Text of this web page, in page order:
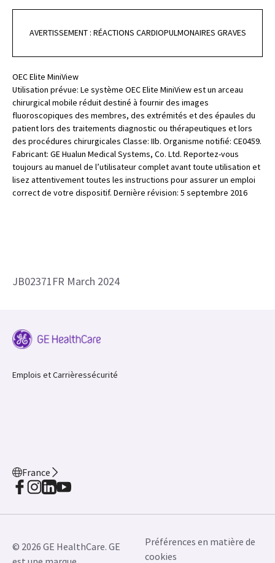
AVERTISSEMENT : RÉACTIONS CARDIOPULMONAIRES GRAVES
OEC Elite MiniView
Utilisation prévue: Le système OEC Elite MiniView est un arceau
chirurgical mobile réduit destiné à fournir des images
fluoroscopiques des membres, des extrémités et des épaules du
patient lors des traitements diagnostic ou thérapeutiques et lors
des procédures chirurgicales Classe: IIb. Organisme notifié: CE0459.
Fabricant: GE Hualun Medical Systems, Co. Ltd. Reportez-vous
toujours au manuel de l’utilisateur complet avant toute utilisation et
lisez attentivement toutes les instructions pour assurer un emploi
correct de votre dispositif. Dernière révision: 5 septembre 2016
JB02371FR March 2024
Emplois et Carrièressécurité
France
© 2026 GE HealthCare. GE
Préférences en matière de
cookies